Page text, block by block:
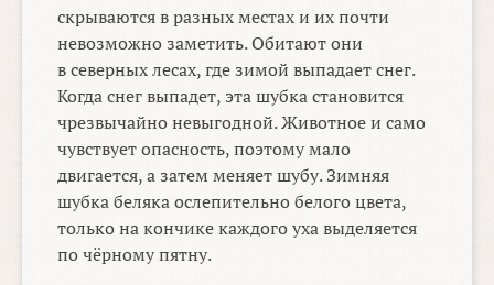
скрываются в разных местах и их почти
невозможно заметить. Обитают они
в северных лесах, где зимой выпадает снег.
Когда снег выпадет, эта шубка становится
чрезвычайно невыгодной. Животное и само
чувствует опасность, поэтому мало
двигается, а затем меняет шубу. Зимняя
шубка беляка ослепительно белого цвета,
только на кончике каждого уха выделяется
по чёрному пятну.